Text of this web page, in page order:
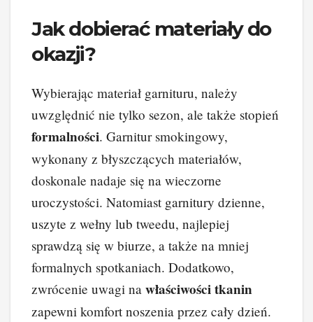
Jak dobierać materiały do
okazji?
Wybierając materiał garnituru, należy
uwzględnić nie tylko sezon, ale także stopień
formalności. Garnitur smokingowy,
wykonany z błyszczących materiałów,
doskonale nadaje się na wieczorne
uroczystości. Natomiast garnitury dzienne,
uszyte z wełny lub tweedu, najlepiej
sprawdzą się w biurze, a także na mniej
formalnych spotkaniach. Dodatkowo,
zwrócenie uwagi na właściwości tkanin
zapewni komfort noszenia przez cały dzień.